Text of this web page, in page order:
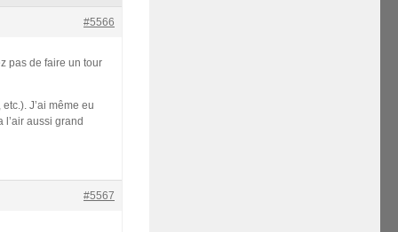
#5566
pas de faire un tour
J’ai même eu
l’air aussi grand
#5567